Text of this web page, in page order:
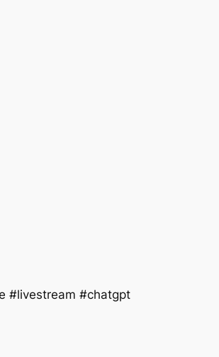
#livestream #chatgpt